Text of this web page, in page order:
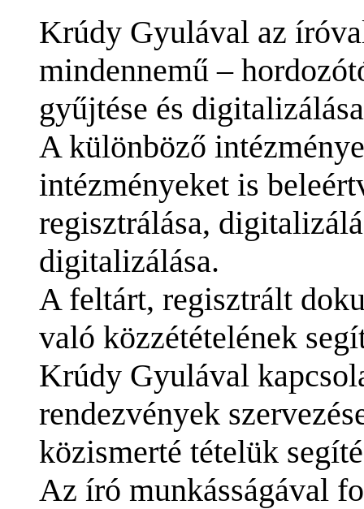
Krúdy Gyulával az
mindennemű –
gyűjtése és
A különböző
intézményeket is
regisztrálása,
digitalizálása.
A feltárt, regisztrált
való közzétételének
Krúdy Gyulával
rendezvények
közismerté tételük
Az író munkásságával